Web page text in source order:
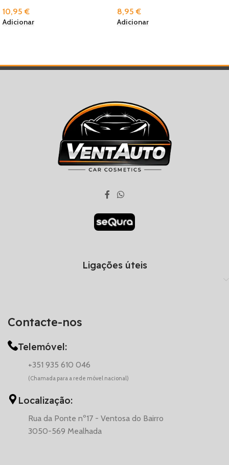
10,95€
Adicionar
8,95€
Adicionar
Contacte-nos
Telemóvel:
+351 935 610 046
(Chamada para a rede móvel nacional)
Localização:
Rua da Ponte nº17 - Ventosa do Bairro
3050-569 Mealhada
Ligações úteis